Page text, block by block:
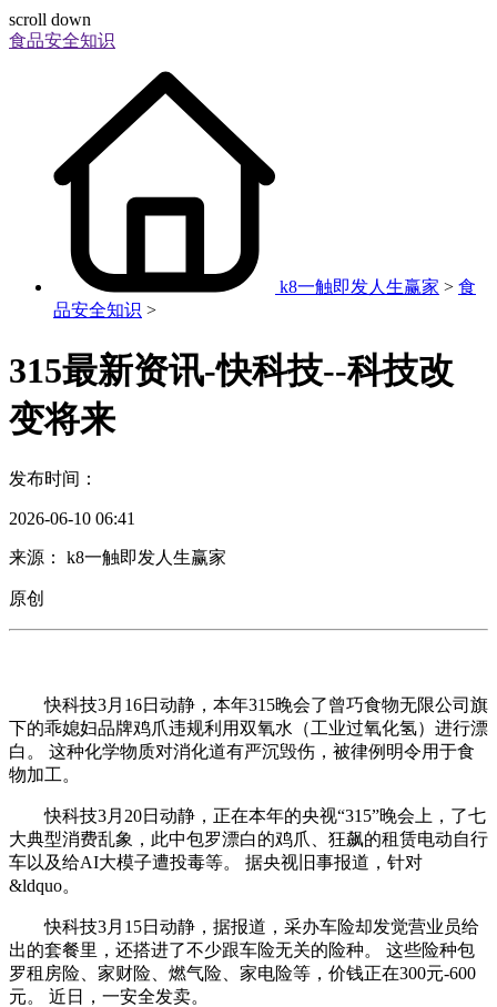
scroll down
食品安全知识
k8一触即发人生赢家 > 食
品安全知识 >
315最新资讯-快科技--科技改
变将来
发布时间：
2026-06-10 06:41
来源： k8一触即发人生赢家
原创
快科技3月16日动静，本年315晚会了曾巧食物无限公司旗
下的乖媳妇品牌鸡爪违规利用双氧水（工业过氧化氢）进行漂
白。 这种化学物质对消化道有严沉毁伤，被律例明令用于食
物加工。
快科技3月20日动静，正在本年的央视“315”晚会上，了七
大典型消费乱象，此中包罗漂白的鸡爪、狂飙的租赁电动自行
车以及给AI大模子遭投毒等。 据央视旧事报道，针对
&ldquo。
快科技3月15日动静，据报道，采办车险却发觉营业员给
出的套餐里，还搭进了不少跟车险无关的险种。 这些险种包
罗租房险、家财险、燃气险、家电险等，价钱正在300元-600
元。 近日，一安全发卖。